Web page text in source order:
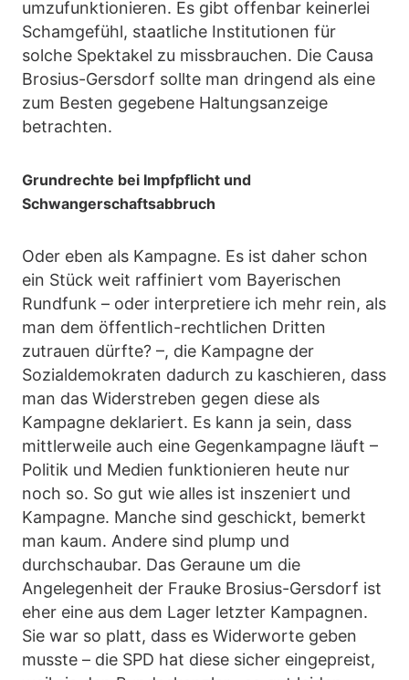
umzufunktionieren. Es gibt offenbar keinerlei
Schamgefühl, staatliche Institutionen für
solche Spektakel zu missbrauchen. Die Causa
Brosius-Gersdorf sollte man dringend als eine
zum Besten gegebene Haltungsanzeige
betrachten.
Grundrechte bei Impfpflicht und
Schwangerschaftsabbruch
Oder eben als Kampagne. Es ist daher schon
ein Stück weit raffiniert vom Bayerischen
Rundfunk – oder interpretiere ich mehr rein, als
man dem öffentlich-rechtlichen Dritten
zutrauen dürfte? –, die Kampagne der
Sozialdemokraten dadurch zu kaschieren, dass
man das Widerstreben gegen diese als
Kampagne deklariert. Es kann ja sein, dass
mittlerweile auch eine Gegenkampagne läuft –
Politik und Medien funktionieren heute nur
noch so. So gut wie alles ist inszeniert und
Kampagne. Manche sind geschickt, bemerkt
man kaum. Andere sind plump und
durchschaubar. Das Geraune um die
Angelegenheit der Frauke Brosius-Gersdorf ist
eher eine aus dem Lager letzter Kampagnen.
Sie war so platt, dass es Widerworte geben
musste – die SPD hat diese sicher eingepreist,